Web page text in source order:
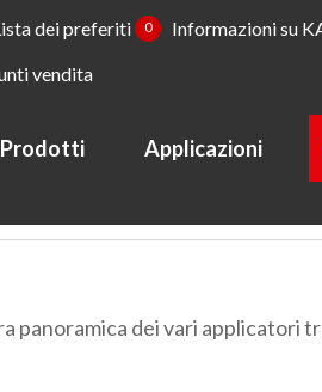
dei preferiti 0 Informazioni su
vendita
Prodotti Applicazioni
panoramica dei vari